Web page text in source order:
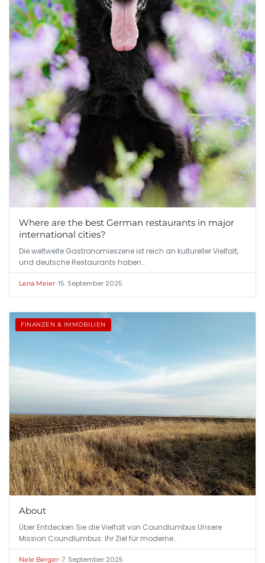
Where are the best German restaurants in major
international cities?
Die weltweite Gastronomieszene ist reich an kultureller Vielfalt,
und deutsche Restaurants haben…
Lena Meier•15. September 2025
FINANZEN & IMMOBILIEN
About
Über Entdecken Sie die Vielfalt von Coundlumbus Unsere
Mission Coundlumbus: Ihr Ziel für moderne…
Nele Berger•7. September 2025